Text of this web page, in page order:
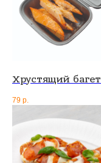
Хрустящий багет
79 р.